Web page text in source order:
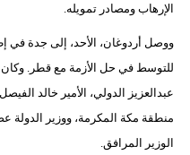
الإرهاب ومصادر تمويله.
ووصل أردوغان، الأحد، إلى جدة في
للتوسط في حل الأزمة مع قطر.
عبدالعزيز الدولي، الأمير خالد
منطقة مكة المكرمة، ووزير الدولة
الوزير المرافق.